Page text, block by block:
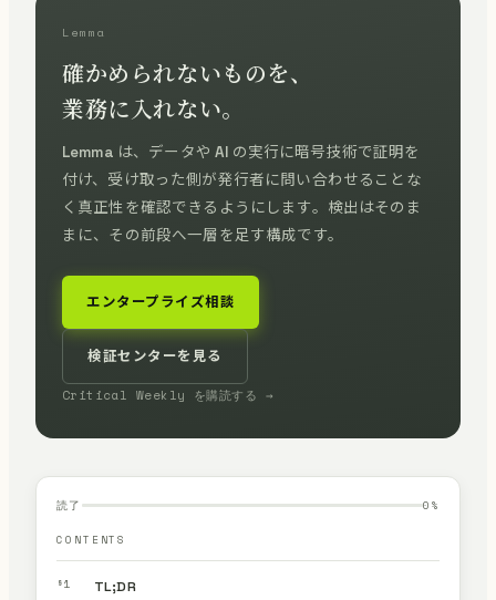
Lemma
確かめられないものを、
業務に入れない。
Lemma は、データや AI の実行に暗号技術で証明を
付け、受け取った側が発行者に問い合わせることな
く真正性を確認できるようにします。検出はそのま
まに、その前段へ一層を足す構成です。
エンタープライズ相談
検証センターを見る
Critical Weekly を購読する →
読了 0 %
CONTENTS
§1 TL;DR